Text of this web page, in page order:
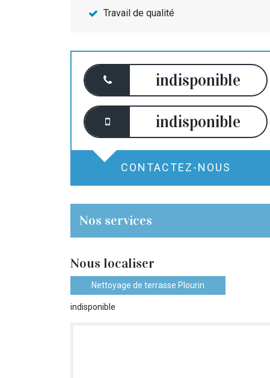
Travail de qualité
indisponible
indisponible
CONTACTEZ-NOUS
Nos services
Nous localiser
Nettoyage de terrasse Plourin
indisponible